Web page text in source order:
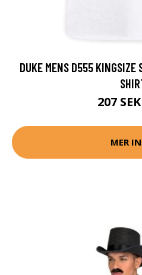
DUKE MENS D555 KINGSIZE
207
MER